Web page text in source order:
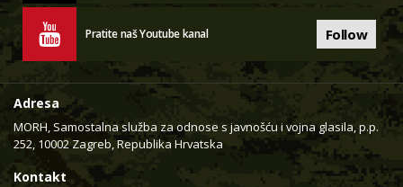
Pratite naš Youtube kanal Follow
Adresa
MORH, Samostalna služba za odnose s javnošću i vojna glasila, p.p.
252, 10002 Zagreb, Republika Hrvatska
Kontakt